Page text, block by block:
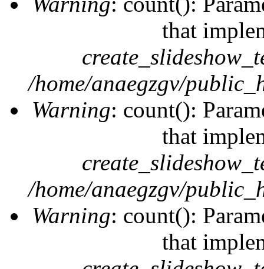
that
/home/anaegzgv/
Warning: count():
that
/home/anaegzgv/
Warning: count():
that